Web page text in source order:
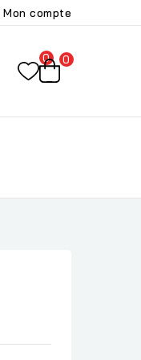
Mon compte
0 0